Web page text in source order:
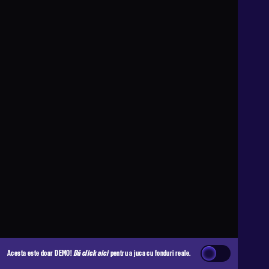
Acesta este doar DEMO!Dă click aicipentru a juca cu fonduri reale.